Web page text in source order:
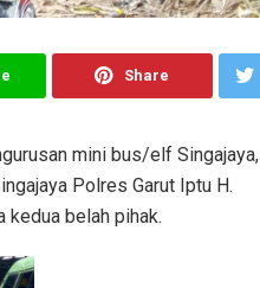
Share
mini bus/elf Singajaya,
Polres Garut Iptu H.
kedua belah pihak.